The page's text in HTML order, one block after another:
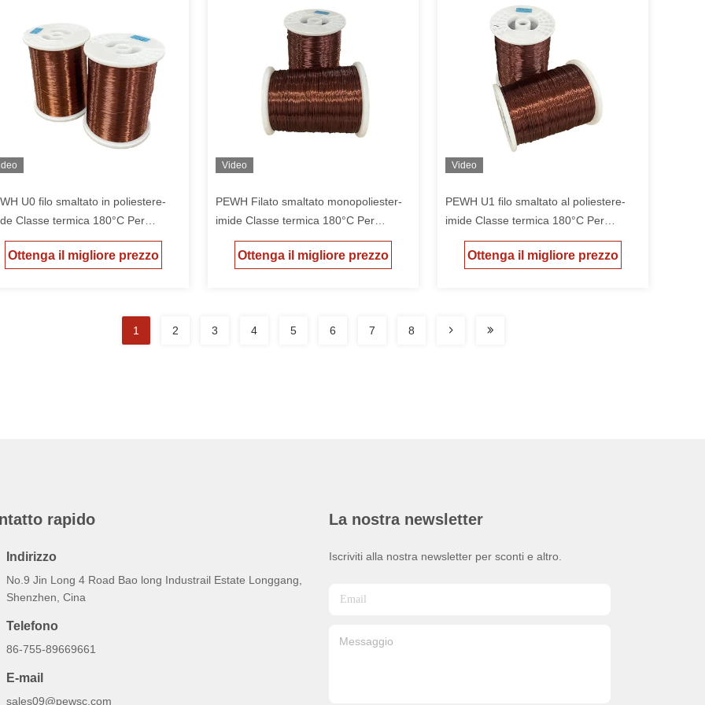
U0 filo smaltato in poliestere-
Classe termica 180°C Per
ad alta temperatura
Ottenga il migliore prezzo
Video
PEWH Filato smaltato monopoliester-
imide Classe termica 180°C Per
motore ad alta temperatura
Ottenga il migliore prezzo
Video
PEWH U1 filo smaltato al poliestere-
imide Classe termica 180°C Per
motore ad alta temperatura
Ottenga il migliore prezzo
1 2 3 4 5 6 7 8
rapido
Indirizzo
No.9 Jin Long 4 Road Bao long Industrail Estate Longgang,
Shenzhen, Cina
Telefono
86-755-89669661
E-mail
sales09@pewsc.com
La nostra newsletter
Iscriviti alla nostra newsletter per sconti e altro.